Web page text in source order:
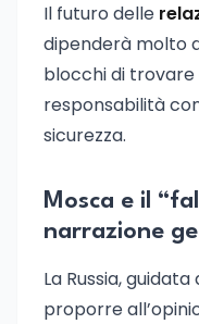
Il futuro delle
dipenderà molto
blocchi di
responsabilità
sicurezza.
Mosca e il
narrazione
La Russia,
proporre